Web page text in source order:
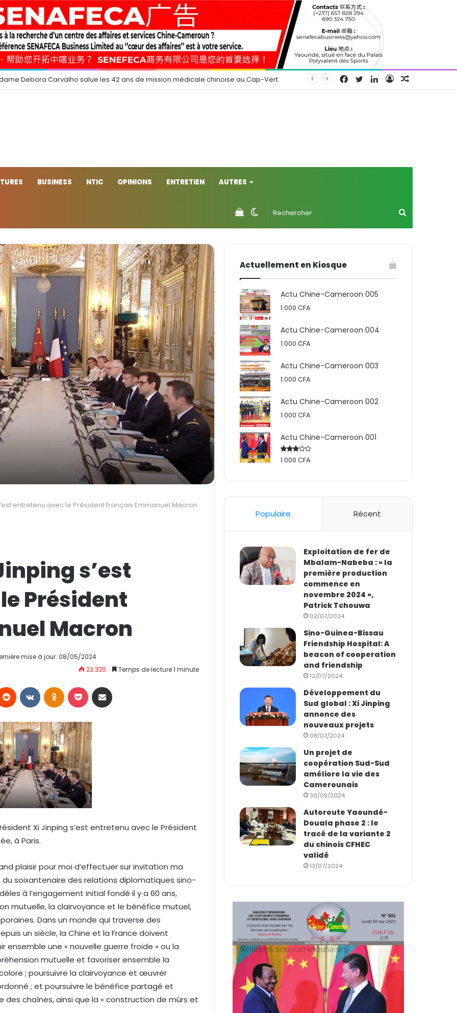
Debora Carvalho salue les 42 ans de mission médicale chinoise au Cap-Vert Connexion
Linkedin
Twitter
Facebook
BUSINESS NTIC OPINIONS ENTRETIEN AUTRES
Switch
skin
Voir
votre
entretenu avec le Président français Emmanuel Macron
s’est
Président
Macron
mise à jour: 08/05/2024
23 335
Temps de lecture 1 minute
Xi Jinping s’est entretenu avec le Président
à Paris.
plaisir pour moi d’effectuer sur invitation ma
du soixantenaire des relations diplomatiques sino-
à l’engagement initial fondé il y a 60 ans,
mutuelle, la clairvoyance et le bénéfice mutuel,
Dans un monde qui traverse des
un siècle, la Chine et la France doivent
ensemble une « nouvelle guerre froide » ou la
mutuelle et favoriser ensemble la
; poursuivre la clairvoyance et œuvrer
; et poursuivre le bénéfice partagé et
chaînes, ainsi que la « construction de mûrs et
Actuellement en Kiosque
Actu Chine-Cameroon 005
1.000CFA
Actu Chine-Cameroon 004
1.000CFA
Actu Chine-Cameroon 003
1.000CFA
Actu Chine-Cameroon 002
1.000CFA
Actu Chine-Cameroon 001
Rated
1.000CFA
Populaire Récent
Exploitation de fer de
Mbalam-Nabeba : « la
première production
commence en
novembre 2024 »,
Patrick Tchouwa
02/07/2024
Sino-Guinea-Bissau
Friendship Hospital: A
beacon of cooperation
and friendship
12/07/2024
Développement du
Sud global : Xi Jinping
annonce des
nouveaux projets
08/07/2024
Un projet de
coopération Sud-Sud
améliore la vie des
Camerounais
30/09/2024
Autoroute Yaoundé-
Douala phase 2 : le
tracé de la variante 2
du chinois CFHEC
validé
13/07/2024